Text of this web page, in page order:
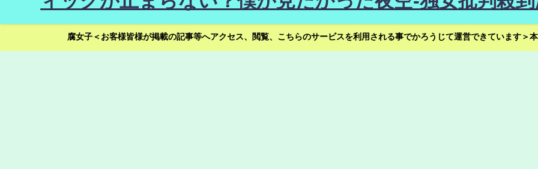
腐女子＜お客様皆様が掲載の記事等へアクセス、閲覧、こちらのサービスを利用される事でかろうじて運営できています＞